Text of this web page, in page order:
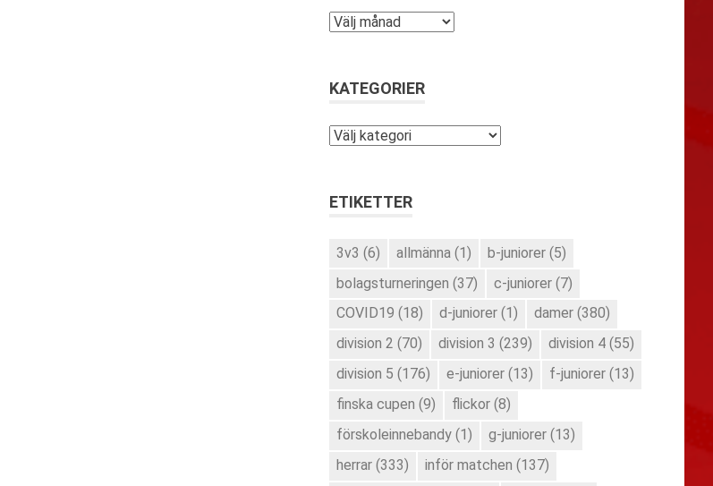
Arkiv
KATEGORIER
Kategorier
ETIKETTER
3v3 (6) allmänna (1) b-juniorer (5)
bolagsturneringen (37) c-juniorer (7)
COVID19 (18) d-juniorer (1) damer (380)
division 2 (70) division 3 (239) division 4 (55)
division 5 (176) e-juniorer (13) f-juniorer (13)
finska cupen (9) flickor (8)
förskoleinnebandy (1) g-juniorer (13)
herrar (333) inför matchen (137)